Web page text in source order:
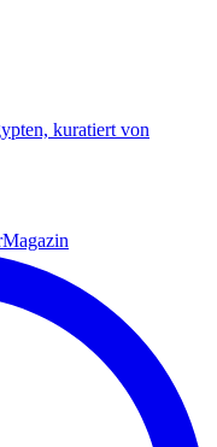
kuratiert von
Magazin